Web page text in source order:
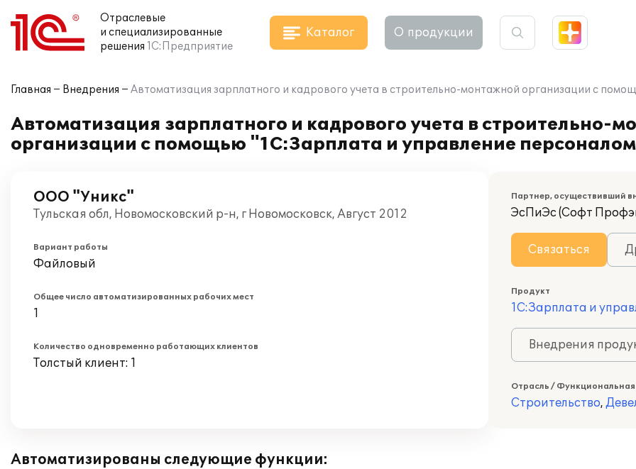
Отраслевые
и специализированные
решения 1С:Предприятие
Каталог О продукции
Главная Внедрения Автоматизация зарплатного и кадрового учета в строительно-монтажной организации с
Автоматизация зарплатного и кадрового учета в строительно-
организации с помощью "1С:Зарплата и управление
ООО "Уникс"
Тульская обл, Новомосковский р-н, г Новомосковск, Август 2012
Вариант работы
Файловый
Общее число автоматизированных рабочих мест
1
Количество одновременно работающих клиентов
Толстый клиент: 1
Партнер, осуществивший
ЭсПиЭс (Софт
Связаться
Продукт
1С:Зарплата и
Внедрения
Отрасль / Функциональная
Строительство,
Автоматизированы следующие функции: